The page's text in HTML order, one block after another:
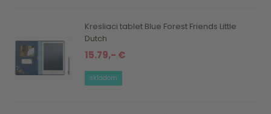
Kresliaci tablet Blue Forest Friends Little
Dutch
15.79,- €
skladom